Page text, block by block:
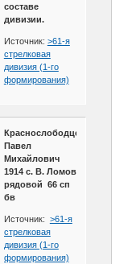
составе
дивизии.
Источник: >61-я
стрелковая
дивизия (1-го
формирования)
Краснослободцев
Павел
Михайлович
1914 с. В. Ломов
рядовой 66 сп
бв
Источник: >61-я
стрелковая
дивизия (1-го
формирования)